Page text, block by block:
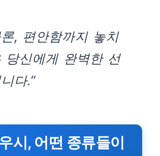
, 편안함까지 놓치
당신에게 완벽한 선
다.”
시, 어떤 종류들이